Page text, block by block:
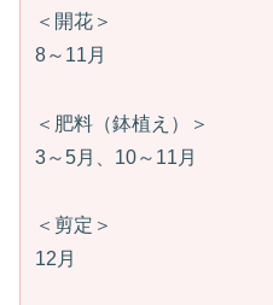
＜開花＞
8～11月
＜肥料（鉢植え）＞
3～5月、10～11月
＜剪定＞
12月